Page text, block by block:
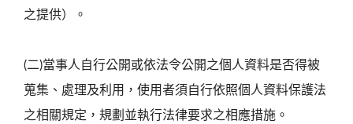
之提供）。
(二)當事人自行公開或依法令公開之個人資料是否得被
蒐集、處理及利用，使用者須自行依照個人資料保護法
之相關規定，規劃並執行法律要求之相應措施。